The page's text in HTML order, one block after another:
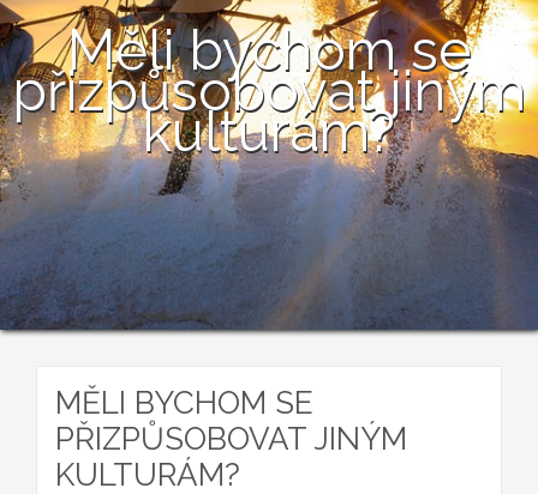
Měli bychom se
přizpůsobovat jiným
kulturám?
MĚLI BYCHOM SE
PŘIZPŮSOBOVAT JINÝM
KULTURÁM?